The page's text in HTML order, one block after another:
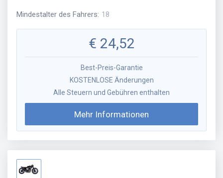
Mindestalter des Fahrers: 18
€ 24,52
Best-Preis-Garantie
KOSTENLOSE Änderungen
Alle Steuern und Gebühren enthalten
Mehr Informationen